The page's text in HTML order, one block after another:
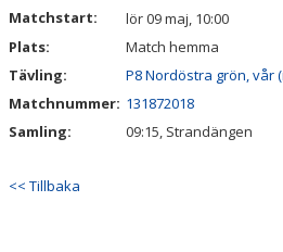
TRUPPEN
BILDGALLERI
Matchstart:
lör 09 maj, 10:00
Plats:
Match hemma
Tävling:
P8 Nordöstra grön, vår
Matchnummer: 131872018
Samling:
09:15, Strandängen
<< Tillbaka